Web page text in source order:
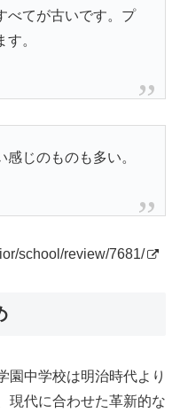
べてが古いです。プ
。
じのものも多い。
school/review/7681/
園中学校は明治時代より
現代に合わせた革新的な